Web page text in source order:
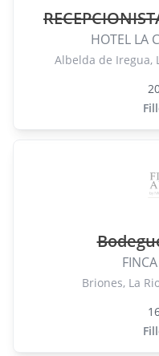
HOTEL LA
Albelda de Iregua,
Briones, La